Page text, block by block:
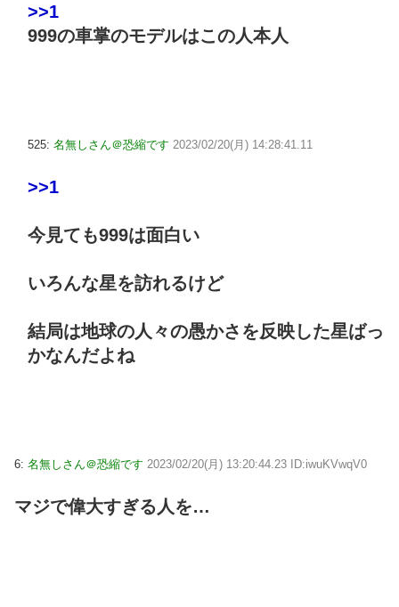
>>1
999の車掌のモデルはこの人本人
525: 名無しさん＠恐縮です 2023/02/20(月) 14:28:41.11
>>1
今見ても999は面白い
いろんな星を訪れるけど
結局は地球の人々の愚かさを反映した星ばっ
かなんだよね
6: 名無しさん＠恐縮です 2023/02/20(月) 13:20:44.23 ID:iwuKVwqV0
マジで偉大すぎる人を…